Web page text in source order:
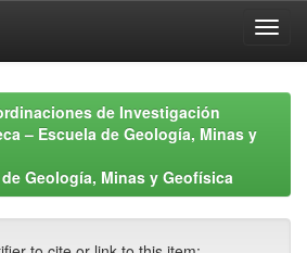
de Investigación
– Escuela de Geología, Minas y
Geología, Minas y Geofísica